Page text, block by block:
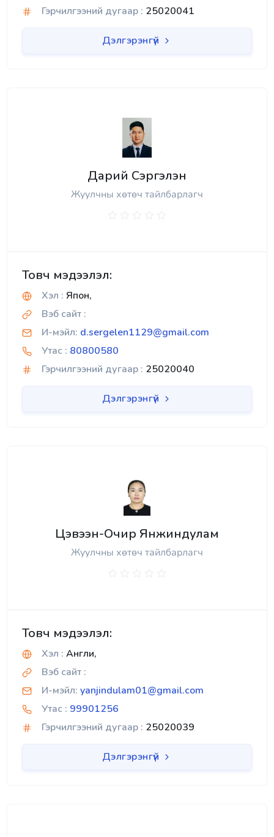
Гэрчилгээний дугаар : 25020041
Дэлгэрэнгүй
Дарий Сэргэлэн
Жуулчны хөтөч тайлбарлагч
Товч мэдээлэл:
Хэл : Япон,
Вэб сайт :
И-мэйл: d.sergelen1129@gmail.com
Утас : 80800580
Гэрчилгээний дугаар : 25020040
Дэлгэрэнгүй
Цэвээн-Очир Янжиндулам
Жуулчны хөтөч тайлбарлагч
Товч мэдээлэл:
Хэл : Англи,
Вэб сайт :
И-мэйл: yanjindulam01@gmail.com
Утас : 99901256
Гэрчилгээний дугаар : 25020039
Дэлгэрэнгүй